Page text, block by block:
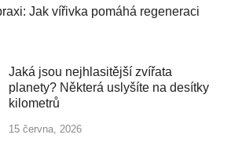
Jak vířivka pomáhá regeneraci
Jaká jsou nejhlasitější zvířata
planety? Některá uslyšíte na desítky
kilometrů
15 června, 2026